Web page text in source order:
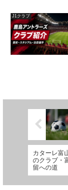
J1クラブ
カターレ富
のクラブ・
留への道